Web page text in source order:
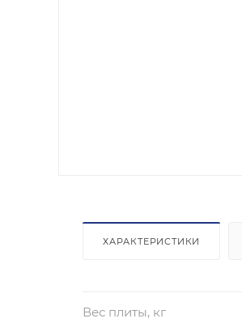
ХАРАКТЕРИСТИКИ
Вес плиты, кг